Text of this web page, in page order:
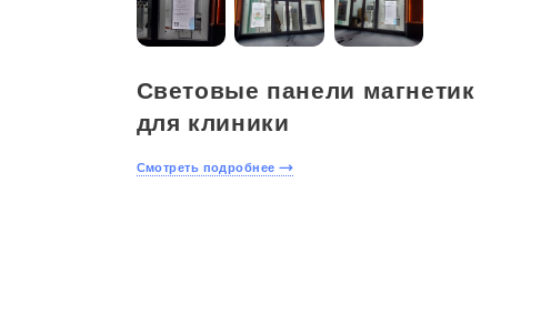
Световые панели магнетик
для клиники
Смотреть подробнее